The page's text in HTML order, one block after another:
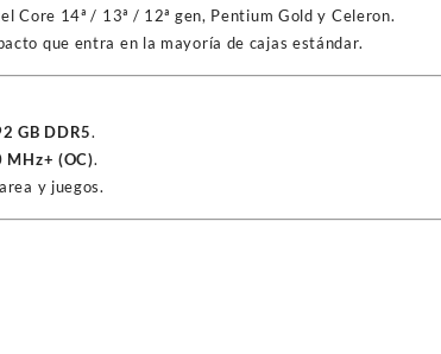
Core 14ª / 13ª / 12ª gen, Pentium Gold y Celeron.
que entra en la mayoría de cajas estándar.
GB DDR5.
MHz+ (OC).
y juegos.